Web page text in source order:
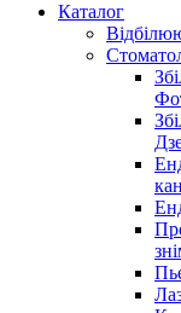
Каталог